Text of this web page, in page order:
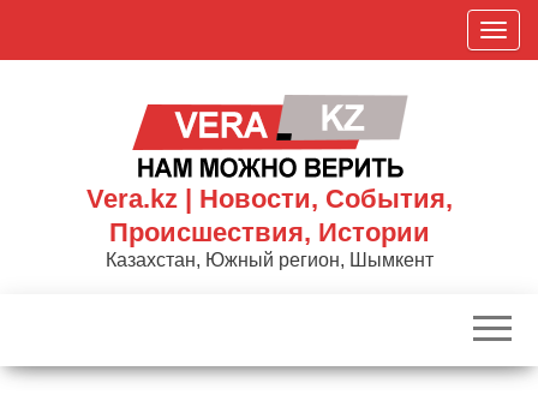
П
о
к
р
Vera.kz | Новости, События,
Происшествия, Истории
Казахстан, Южный регион, Шымкент